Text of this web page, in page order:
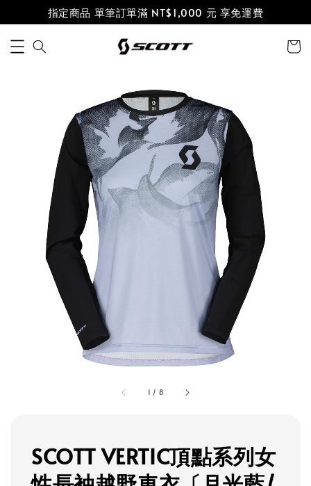
指定商品 單筆訂單滿 NT$1,000 元 享免運費
1 / 8
SCOTT VERTIC頂點系列女